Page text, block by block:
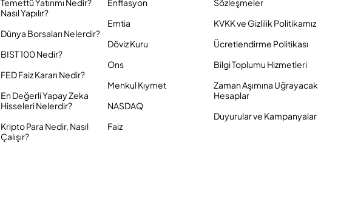
Temettü Yatırımı Nedir?
Nasıl Yapılır?
Dünya Borsaları Nelerdir?
BIST 100 Nedir?
FED Faiz Kararı Nedir?
En Değerli Yapay Zeka
Hisseleri Nelerdir?
Kripto Para Nedir, Nasıl
Çalışır?
Enflasyon
Emtia
Döviz Kuru
Ons
Menkul Kıymet
NASDAQ
Faiz
Sözleşmeler
KVKK ve Gizlilik Politikamız
Ücretlendirme Politikası
Bilgi Toplumu Hizmetleri
Zaman Aşımına Uğrayacak
Hesaplar
Duyurular ve Kampanyalar